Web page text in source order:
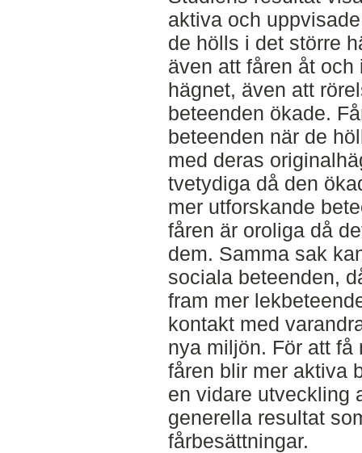
aktiva och
de hölls i det större
även att fåren åt
hägnet, även att
beteenden ökade.
beteenden när de
med deras
tvetydiga då den
mer utforskande
fåren är oroliga då
dem. Samma sak
sociala beteenden,
fram mer
kontakt med
nya miljön. För att få
fåren blir mer aktiva
en vidare utveckling
generella resultat
fårbesättningar.